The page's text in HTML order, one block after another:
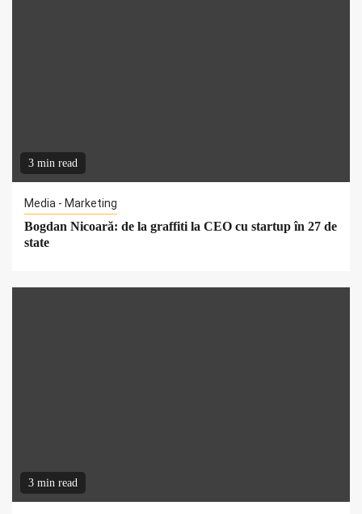
3 min read
Media - Marketing
Bogdan Nicoară: de la graffiti la CEO cu startup în 27 de
state
3 min read